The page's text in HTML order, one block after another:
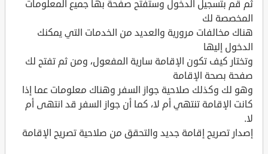
ثم قم بتسجيل الدخول وستفتح صفحة بها جميع المعلومات
المخصصة لك
هناك مخالفات مرورية والعديد من الخدمات التي يمكنك
الدخول إليها
وتختار كيف تكون الإقامة سارية المفعول، ومن ثم تفتح لك
صفحة بصحة الإقامة
وهو لك وكذلك صلاحية جواز السفر وهناك معلومات عما إذا
كانت الإقامة تنتهي أم لا، كما أن جواز السفر قد انتهى أم
لا.
إصدار تصريح إقامة جديد والتحقق من صلاحية تصريح الإقامة